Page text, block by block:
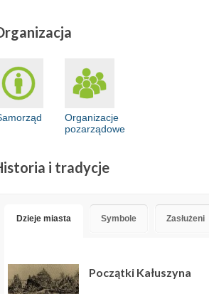
Organizacje
pozarządowe
i tradycje
Dzieje miasta Symbole Zasłużeni
Początki Kałuszyna